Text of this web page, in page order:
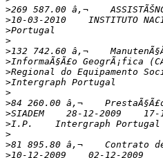
>
>
>
>
>
>
>
>
>
>
>
>
>
>
>